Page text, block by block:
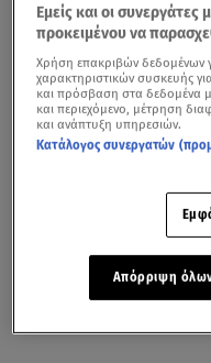
Εμείς και οι
προκειμένου να
Χρήση επακριβών δεδομένων
χαρακτηριστικών συσκευής
και πρόσβαση στα δεδομένα
και περιεχόμενο, μέτρηση
και ανάπτυξη υπηρεσιών.
Κατάλογος συνεργατών
Απόρριψη